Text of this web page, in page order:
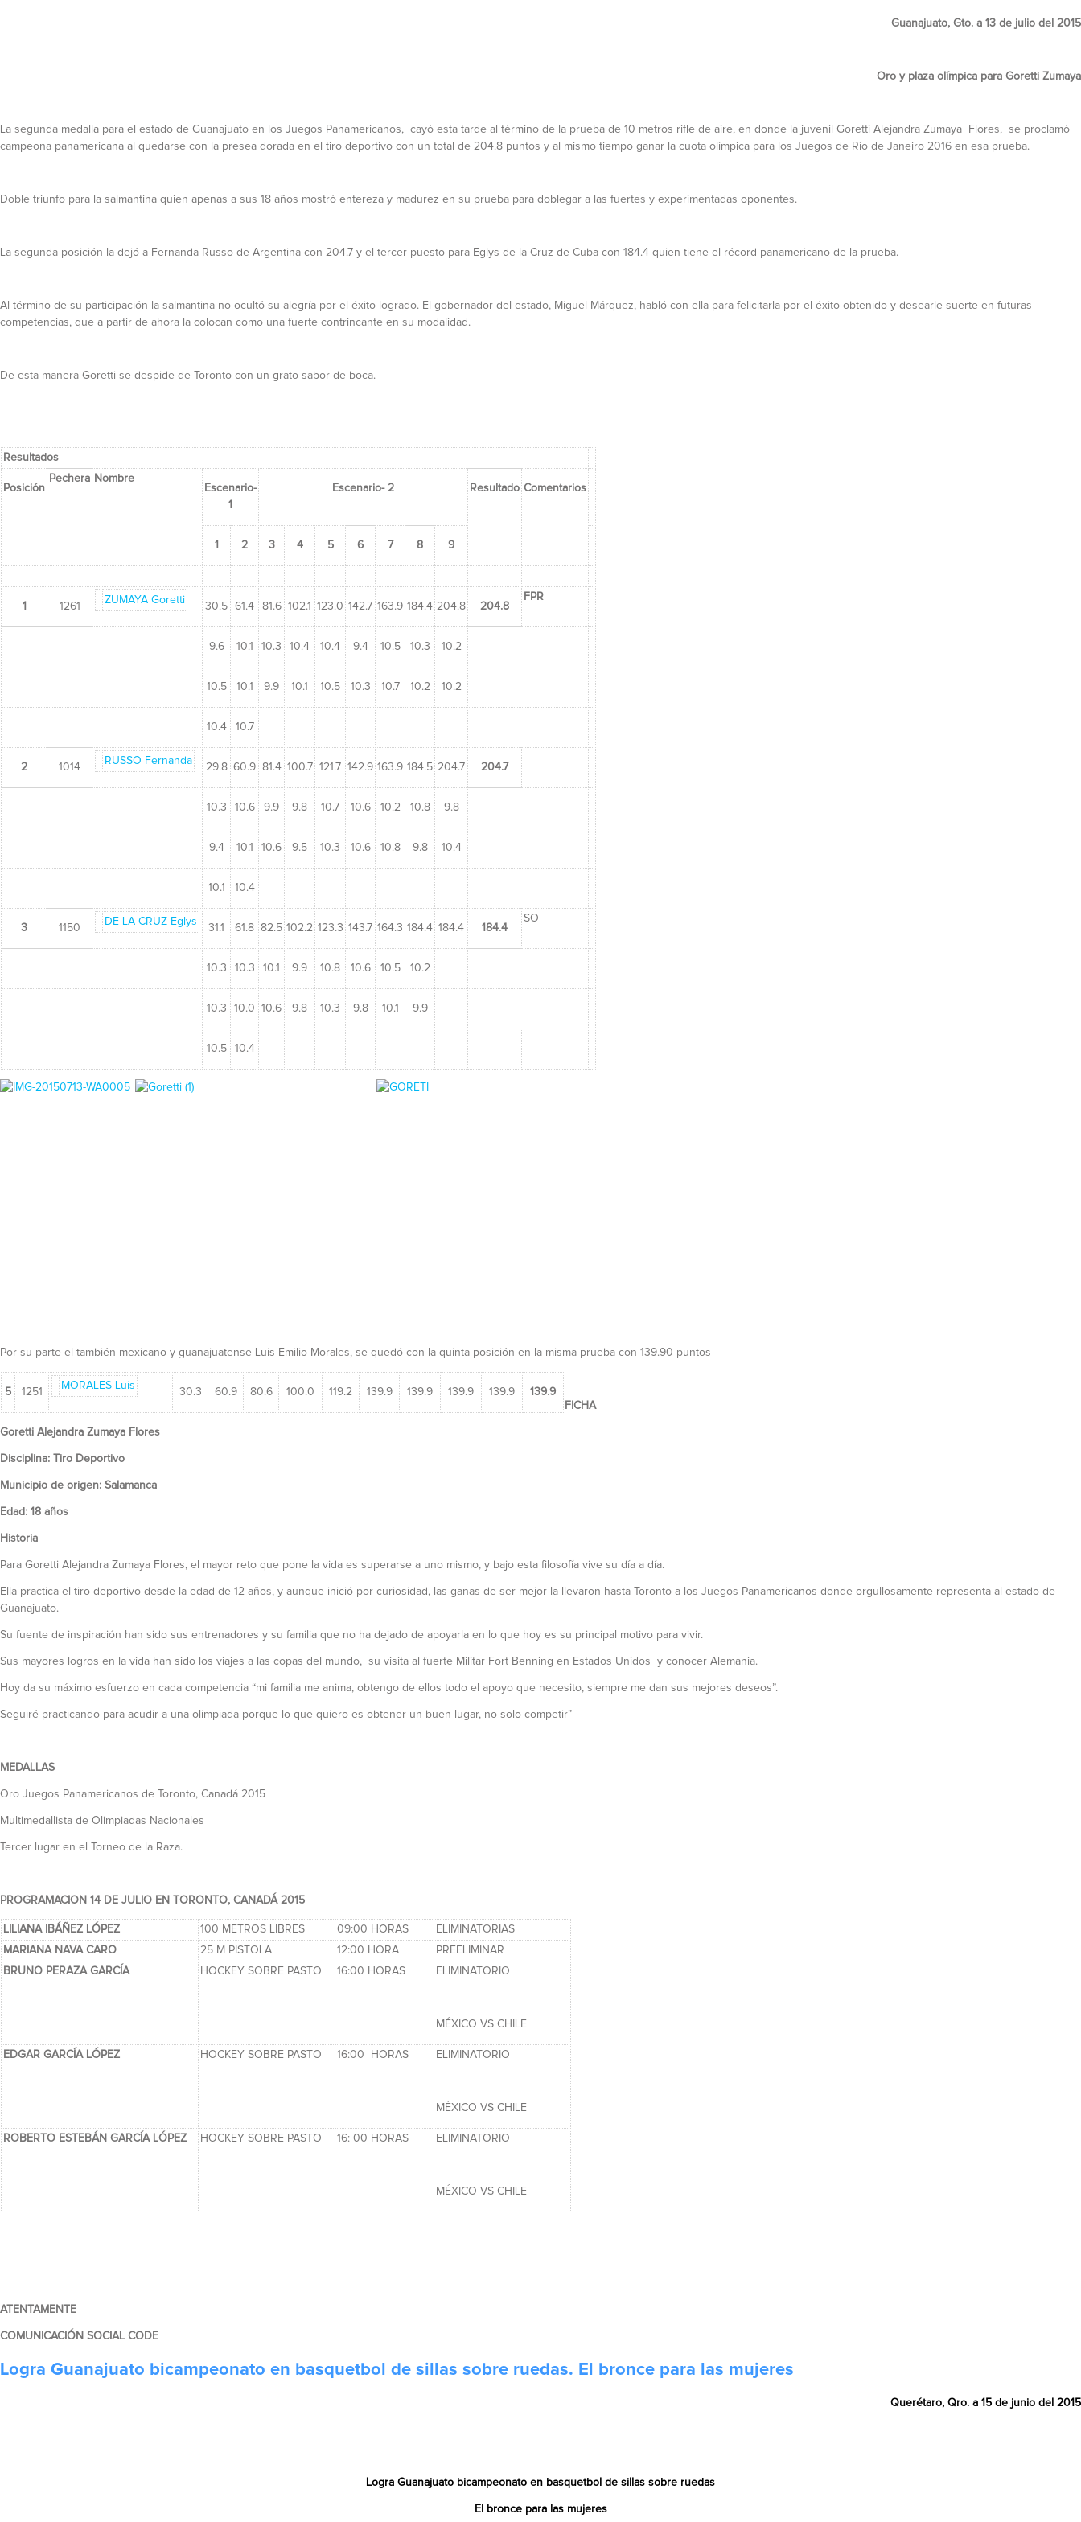
Guanajuato, Gto. a 13 de julio del 2015
Oro y plaza olímpica para Goretti Zumaya
La segunda medalla para el estado de Guanajuato en los Juegos Panamericanos, cayó esta tarde al término de la prueba de 10 metros rifle de aire, en donde la juvenil Goretti Alejandra Zumaya Flores, se proclamó
campeona panamericana al quedarse con la presea dorada en el tiro deportivo con un total de 204.8 puntos y al mismo tiempo ganar la cuota olímpica para los Juegos de Río de Janeiro 2016 en esa prueba.
Doble triunfo para la salmantina quien apenas a sus 18 años mostró entereza y madurez en su prueba para doblegar a las fuertes y experimentadas oponentes.
La segunda posición la dejó a Fernanda Russo de Argentina con 204.7 y el tercer puesto para Eglys de la Cruz de Cuba con 184.4 quien tiene el récord panamericano de la prueba.
Al término de su participación la salmantina no ocultó su alegría por el éxito logrado. El gobernador del estado, Miguel Márquez, habló con ella para felicitarla por el éxito obtenido y desearle suerte en futuras
competencias, que a partir de ahora la colocan como una fuerte contrincante en su modalidad.
De esta manera Goretti se despide de Toronto con un grato sabor de boca.
Resultados
Posición
Pechera Nombre
Escenario-
1
Escenario- 2 Resultado Comentarios
1 2 3 4 5 6 7 8 9
1 1261
ZUMAYA Goretti
30.5 61.4 81.6 102.1 123.0 142.7 163.9 184.4 204.8 204.8
FPR
9.6 10.1 10.3 10.4 10.4 9.4 10.5 10.3 10.2
10.5 10.1 9.9 10.1 10.5 10.3 10.7 10.2 10.2
10.4 10.7
2 1014
RUSSO Fernanda
29.8 60.9 81.4 100.7 121.7 142.9 163.9 184.5 204.7 204.7
10.3 10.6 9.9 9.8 10.7 10.6 10.2 10.8 9.8
9.4 10.1 10.6 9.5 10.3 10.6 10.8 9.8 10.4
10.1 10.4
3 1150
DE LA CRUZ Eglys
31.1 61.8 82.5 102.2 123.3 143.7 164.3 184.4 184.4 184.4
SO
10.3 10.3 10.1 9.9 10.8 10.6 10.5 10.2
10.3 10.0 10.6 9.8 10.3 9.8 10.1 9.9
10.5 10.4
Por su parte el también mexicano y guanajuatense Luis Emilio Morales, se quedó con la quinta posición en la misma prueba con 139.90 puntos
5 1251
MORALES Luis
30.3 60.9 80.6 100.0 119.2 139.9 139.9 139.9 139.9
139.9
FICHA
Goretti Alejandra Zumaya Flores
Disciplina: Tiro Deportivo
Municipio de origen: Salamanca
Edad: 18 años
Historia
Para Goretti Alejandra Zumaya Flores, el mayor reto que pone la vida es superarse a uno mismo, y bajo esta filosofía vive su día a día.
Ella practica el tiro deportivo desde la edad de 12 años, y aunque inició por curiosidad, las ganas de ser mejor la llevaron hasta Toronto a los Juegos Panamericanos donde orgullosamente representa al estado de
Guanajuato.
Su fuente de inspiración han sido sus entrenadores y su familia que no ha dejado de apoyarla en lo que hoy es su principal motivo para vivir.
Sus mayores logros en la vida han sido los viajes a las copas del mundo, su visita al fuerte Militar Fort Benning en Estados Unidos y conocer Alemania.
Hoy da su máximo esfuerzo en cada competencia “mi familia me anima, obtengo de ellos todo el apoyo que necesito, siempre me dan sus mejores deseos”.
Seguiré practicando para acudir a una olimpiada porque lo que quiero es obtener un buen lugar, no solo competir”
MEDALLAS
Oro Juegos Panamericanos de Toronto, Canadá 2015
Multimedallista de Olimpiadas Nacionales
Tercer lugar en el Torneo de la Raza.
PROGRAMACION 14 DE JULIO EN TORONTO, CANADÁ 2015
LILIANA IBÁÑEZ LÓPEZ 100 METROS LIBRES 09:00 HORAS
ELIMINATORIAS
MARIANA NAVA CARO
25 M PISTOLA 12:00 HORA
PREELIMINAR
BRUNO PERAZA GARCÍA
HOCKEY SOBRE PASTO 16:00 HORAS ELIMINATORIO
MÉXICO VS CHILE
EDGAR GARCÍA LÓPEZ HOCKEY SOBRE PASTO 16:00 HORAS ELIMINATORIO
MÉXICO VS CHILE
ROBERTO ESTEBÁN GARCÍA LÓPEZ HOCKEY SOBRE PASTO 16: 00 HORAS ELIMINATORIO
MÉXICO VS CHILE
ATENTAMENTE
COMUNICACIÓN SOCIAL CODE
Logra Guanajuato bicampeonato en basquetbol de sillas sobre ruedas. El bronce para las mujeres
Querétaro, Qro. a 15 de junio del 2015
Logra Guanajuato bicampeonato en basquetbol de sillas sobre ruedas
El bronce para las mujeres